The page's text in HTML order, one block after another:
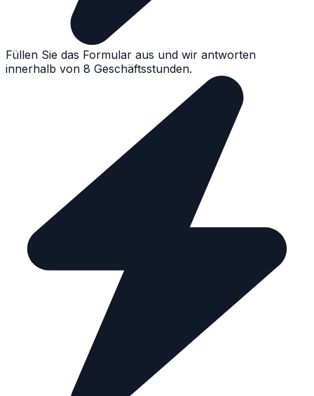
Füllen Sie das Formular aus und wir antworten
innerhalb von 8 Geschäftsstunden.